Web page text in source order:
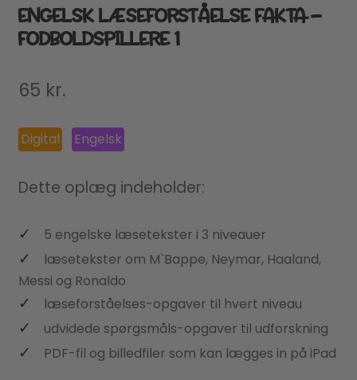
ENGELSK LÆSEFORSTÅELSE FAKTA –
FODBOLDSPILLERE 1
65 kr.
Digital Engelsk
Dette oplæg indeholder:
5 engelske læsetekster i 3 niveauer
læsetekster om M`Bappe, Neymar, Haaland,
Messi og Ronaldo
læseforståelses-opgaver til hvert niveau
udvidede spørgsmåls-opgaver til udforskning
PDF-fil og billedfiler som kan lægges in på iPad